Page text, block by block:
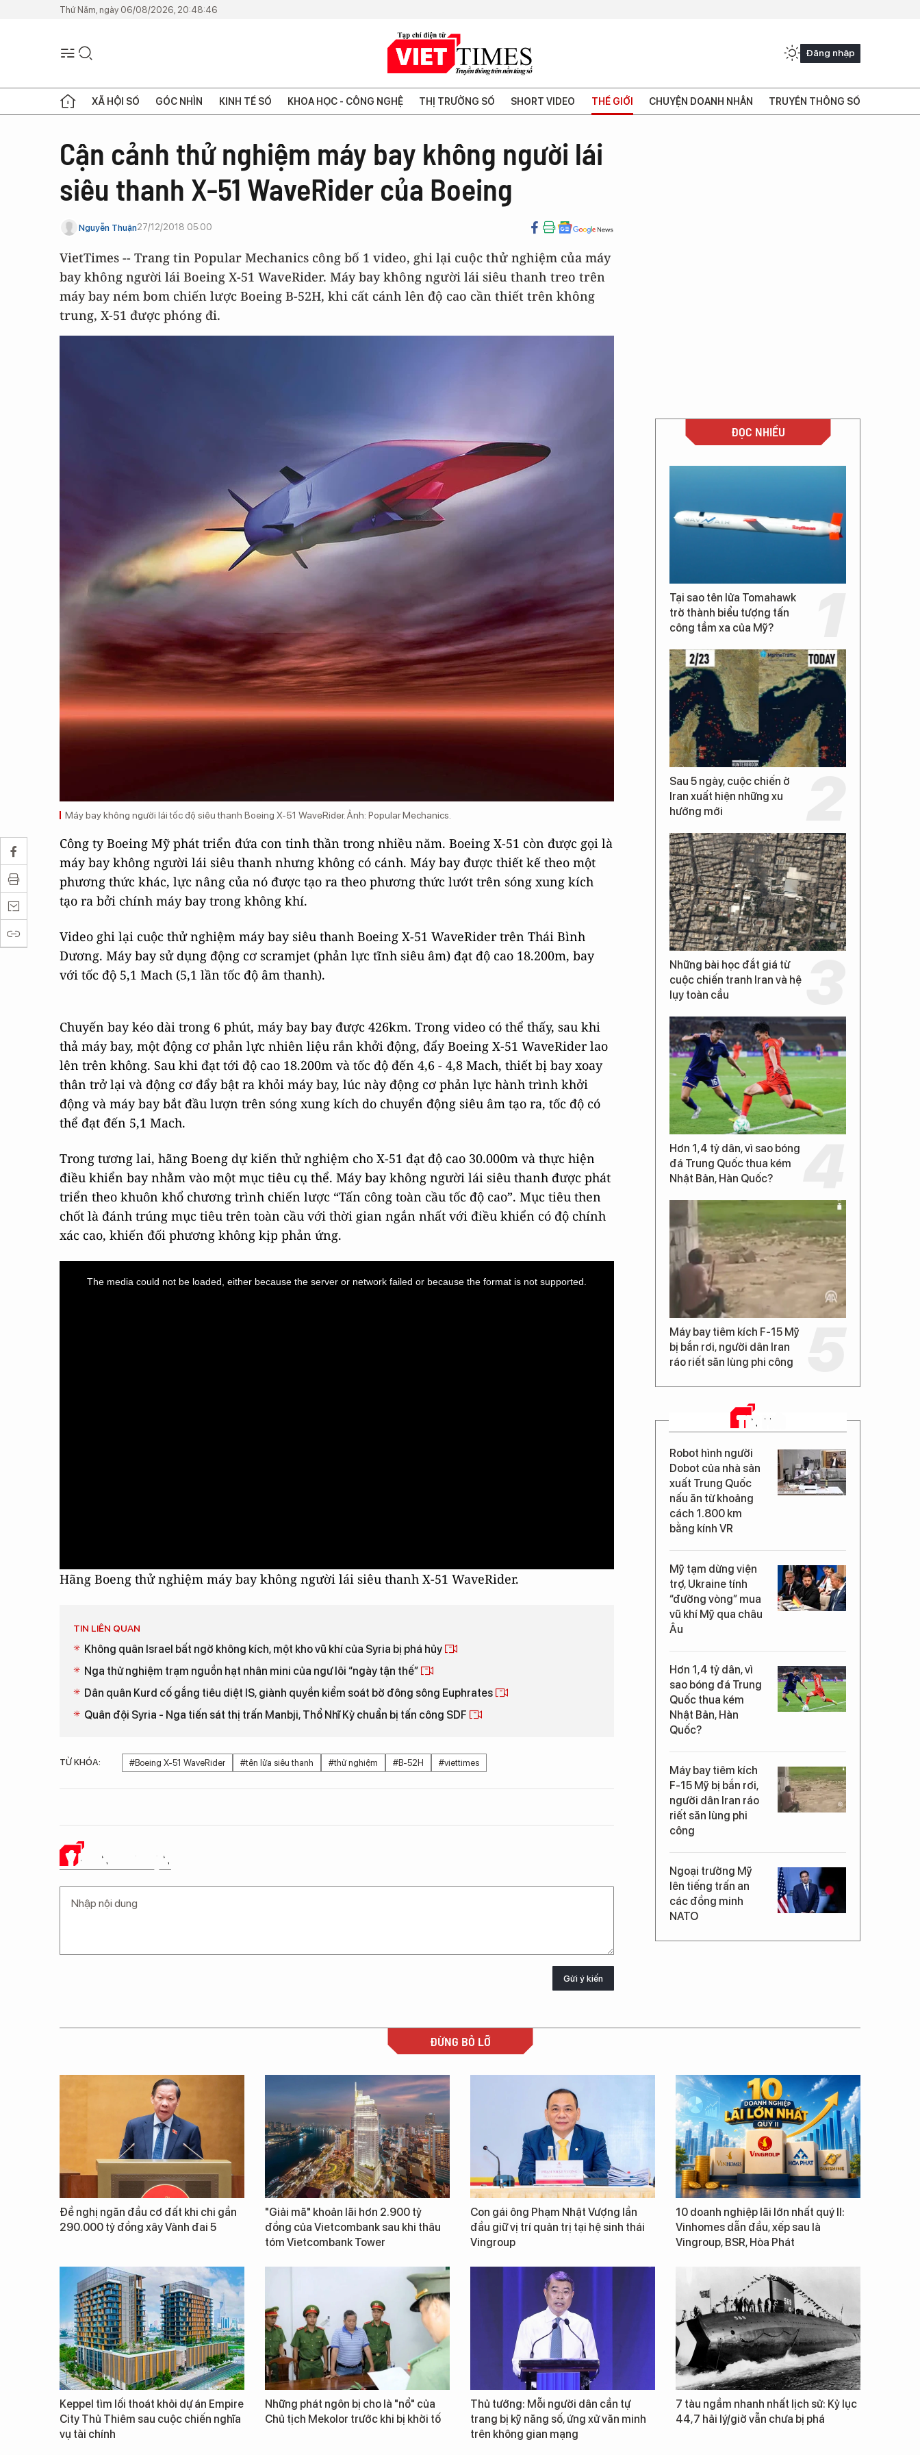
Thứ Năm, ngày 06/08/2026, 20:48:46
Đăng nhập
XÃ HỘI SỐ GÓC NHÌN KINH TẾ SỐ KHOA HỌC - CÔNG NGHỆ THỊ TRƯỜNG SỐ SHORT VIDEO THẾ GIỚI CHUYỆN DOANH NHÂN TRUYỀN THÔNG SỐ
Cận cảnh thử nghiệm máy bay không người lái
siêu thanh X-51 WaveRider của Boeing
Nguyễn Thuận27/12/2018 05:00
VietTimes -- Trang tin Popular Mechanics công bố 1 video, ghi lại cuộc thử nghiệm của máy
bay không người lái Boeing X-51 WaveRider. Máy bay không người lái siêu thanh treo trên
máy bay ném bom chiến lược Boeing B-52H, khi cất cánh lên độ cao cần thiết trên không
trung, X-51 được phóng đi.
Máy bay không người lái tốc độ siêu thanh Boeing X-51 WaveRider. Ảnh: Popular Mechanics.
Công ty Boeing Mỹ phát triển đứa con tinh thần trong nhiều năm. Boeing X-51 còn được gọi là
máy bay không người lái siêu thanh nhưng không có cánh. Máy bay được thiết kế theo một
phương thức khác, lực nâng của nó được tạo ra theo phương thức lướt trên sóng xung kích
tạo ra bởi chính máy bay trong không khí.
Video ghi lại cuộc thử nghiệm máy bay siêu thanh Boeing X-51 WaveRider trên Thái Bình
Dương. Máy bay sử dụng động cơ scramjet (phản lực tĩnh siêu âm) đạt độ cao 18.200m, bay
với tốc độ 5,1 Mach (5,1 lần tốc độ âm thanh).
Chuyến bay kéo dài trong 6 phút, máy bay bay được 426km. Trong video có thể thấy, sau khi
thả máy bay, một động cơ phản lực nhiên liệu rắn khởi động, đẩy Boeing X-51 WaveRider lao
lên trên không. Sau khi đạt tới độ cao 18.200m và tốc độ đến 4,6 - 4,8 Mach, thiết bị bay xoay
thân trở lại và động cơ đẩy bật ra khỏi máy bay, lúc này động cơ phản lực hành trình khởi
động và máy bay bắt đầu lượn trên sóng xung kích do chuyển động siêu âm tạo ra, tốc độ có
thể đạt đến 5,1 Mach.
Trong tương lai, hãng Boeng dự kiến thử nghiệm cho X-51 đạt độ cao 30.000m và thực hiện
điều khiển bay nhằm vào một mục tiêu cụ thể. Máy bay không người lái siêu thanh được phát
triển theo khuôn khổ chương trình chiến lược “Tấn công toàn cầu tốc độ cao”. Mục tiêu then
chốt là đánh trúng mục tiêu trên toàn cầu với thời gian ngắn nhất với điều khiển có độ chính
xác cao, khiến đối phương không kịp phản ứng.
The media could not be loaded, either because the server or network failed or because the format is not supported.
Hãng Boeng thử nghiệm máy bay không người lái siêu thanh X-51 WaveRider.
TIN LIÊN QUAN
Không quân Israel bất ngờ không kích, một kho vũ khí của Syria bị phá hủy
Nga thử nghiệm trạm nguồn hạt nhân mini của ngư lôi “ngày tận thế”
Dân quân Kurd cố gắng tiêu diệt IS, giành quyền kiểm soát bờ đông sông Euphrates
Quân đội Syria - Nga tiến sát thị trấn Manbji, Thổ Nhĩ Kỳ chuẩn bị tấn công SDF
TỪ KHÓA: #Boeing X-51 WaveRider #tên lửa siêu thanh #thử nghiệm #B-52H #viettimes
Ý KIẾN CỦA BẠN
Gửi ý kiến
ĐỌC NHIỀU
Tại sao tên lửa Tomahawk
trở thành biểu tượng tấn
công tầm xa của Mỹ?
Sau 5 ngày, cuộc chiến ở
Iran xuất hiện những xu
hướng mới
Những bài học đắt giá từ
cuộc chiến tranh Iran và hệ
lụy toàn cầu
Hơn 1,4 tỷ dân, vì sao bóng
đá Trung Quốc thua kém
Nhật Bản, Hàn Quốc?
Máy bay tiêm kích F-15 Mỹ
bị bắn rơi, người dân Iran
ráo riết săn lùng phi công
TIN MỚI
Robot hình người
Dobot của nhà sản
xuất Trung Quốc
nấu ăn từ khoảng
cách 1.800 km
bằng kính VR
Mỹ tạm dừng viện
trợ, Ukraine tính
“đường vòng” mua
vũ khí Mỹ qua châu
Âu
Hơn 1,4 tỷ dân, vì
sao bóng đá Trung
Quốc thua kém
Nhật Bản, Hàn
Quốc?
Máy bay tiêm kích
F-15 Mỹ bị bắn rơi,
người dân Iran ráo
riết săn lùng phi
công
Ngoại trưởng Mỹ
lên tiếng trấn an
các đồng minh
NATO
ĐỪNG BỎ LỠ
Đề nghị ngăn đầu cơ đất khi chi gần
290.000 tỷ đồng xây Vành đai 5
"Giải mã" khoản lãi hơn 2.900 tỷ
đồng của Vietcombank sau khi thâu
tóm Vietcombank Tower
Con gái ông Phạm Nhật Vượng lần
đầu giữ vị trí quản trị tại hệ sinh thái
Vingroup
10 doanh nghiệp lãi lớn nhất quý II:
Vinhomes dẫn đầu, xếp sau là
Vingroup, BSR, Hòa Phát
Keppel tìm lối thoát khỏi dự án Empire
City Thủ Thiêm sau cuộc chiến nghĩa
vụ tài chính
Những phát ngôn bị cho là "nổ" của
Chủ tịch Mekolor trước khi bị khởi tố
Thủ tướng: Mỗi người dân cần tự
trang bị kỹ năng số, ứng xử văn minh
trên không gian mạng
7 tàu ngầm nhanh nhất lịch sử: Kỷ lục
44,7 hải lý/giờ vẫn chưa bị phá